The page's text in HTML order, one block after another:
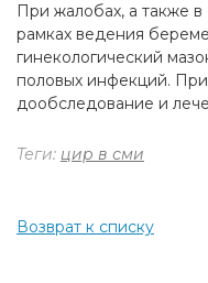
При жалобах, а также в
рамках ведения
гинекологический
половых инфекций.
дообследование и
Теги: цир в сми
Возврат к списку